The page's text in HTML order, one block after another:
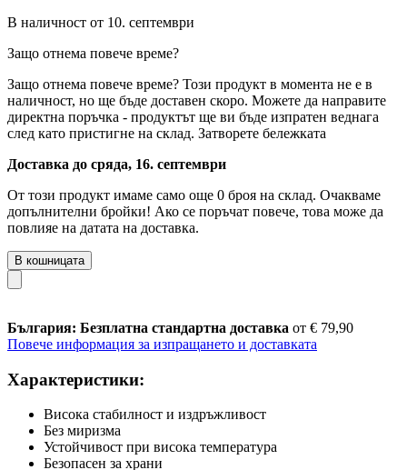
В наличност от 10. септември
Защо отнема повече време?
Защо отнема повече време? Този продукт в момента не е в
наличност, но ще бъде доставен скоро. Можете да направите
директна поръчка - продуктът ще ви бъде изпратен веднага
след като пристигне на склад. Затворете бележката
Доставка до сряда, 16. септември
От този продукт имаме само още 0 броя на склад. Очакваме
допълнителни бройки! Ако се поръчат повече, това може да
повлияе на датата на доставка.
В кошницата
България: Безплатна стандартна доставка от € 79,90
Повече информация за изпращането и доставката
Характеристики:
Висока стабилност и издръжливост
Без миризма
Устойчивост при висока температура
Безопасен за храни